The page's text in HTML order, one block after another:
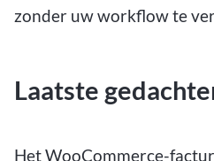
zonder uw workflow te
Laatste
Het WooCommerce-